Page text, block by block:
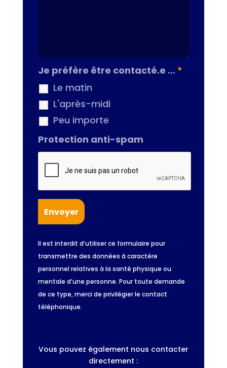
Je préfère être contacté.e ... *
Le matin
L'après-midi
Peu importe
Protection anti-spam
Il est interdit d’utiliser ce formulaire pour
transmettre des données à caractère
personnel relatives à la santé physique ou
mentale d’une personne. Pour toute demande
de ce type, merci de privilégier le contact
téléphonique.
Vous pouvez également nous contacter
directement :